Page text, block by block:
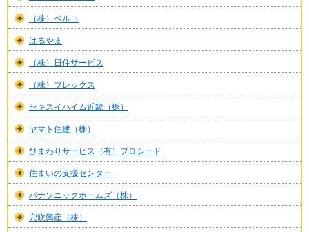
（株）ベルコ
はるやま
（株）日住サービス
（株）ブレックス
セキスイハイム近畿（株）
ヤマト住建（株）
ひまわりサービス（有）プロシード
住まいの支援センター
パナソニックホームズ（株）
穴吹興産（株）